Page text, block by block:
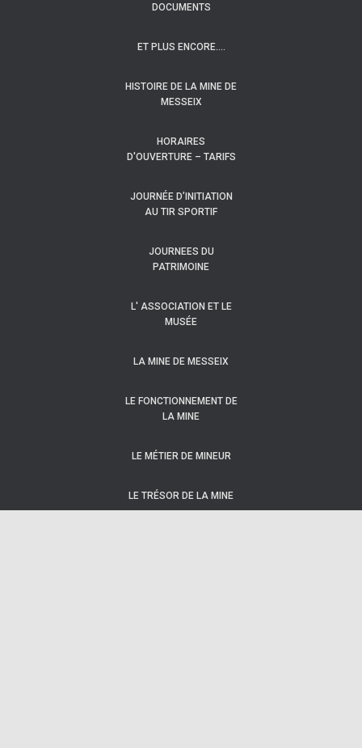
DOCUMENTS
ET PLUS ENCORE….
HISTOIRE DE LA MINE DE
MESSEIX
HORAIRES
D'OUVERTURE – TARIFS
JOURNÉE D’INITIATION
AU TIR SPORTIF
JOURNEES DU
PATRIMOINE
L' ASSOCIATION ET LE
MUSÉE
LA MINE DE MESSEIX
LE FONCTIONNEMENT DE
LA MINE
LE MÉTIER DE MINEUR
LE TRÉSOR DE LA MINE